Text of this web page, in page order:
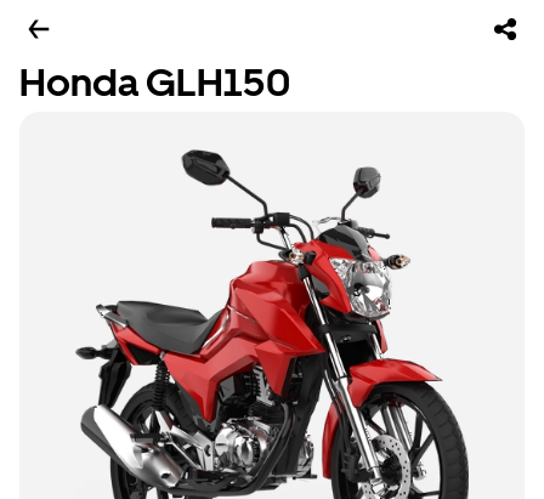
Honda GLH150